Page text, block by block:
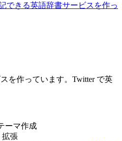
できる英語辞書サービスを作っ
を作っています。Twitter で英
ーマ作成
拡張